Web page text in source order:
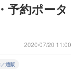
約ポータ
2020/07/20 11:00
通販